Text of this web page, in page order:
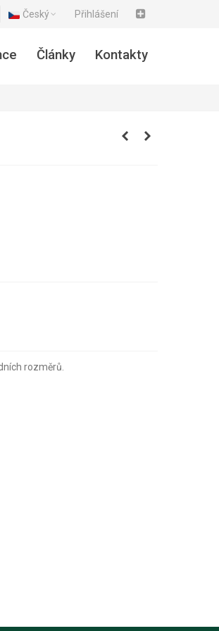
Český Přihlášení
Články Kontakty
rozměrů.